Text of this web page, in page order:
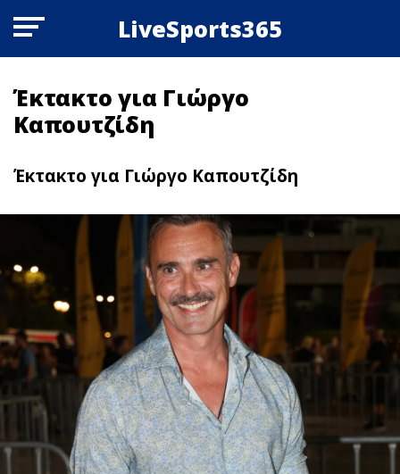
LiveSports365
Έκτακτο για Γιώργο
Καπουτζίδη
Έκτακτο για Γιώργο Καπουτζίδη